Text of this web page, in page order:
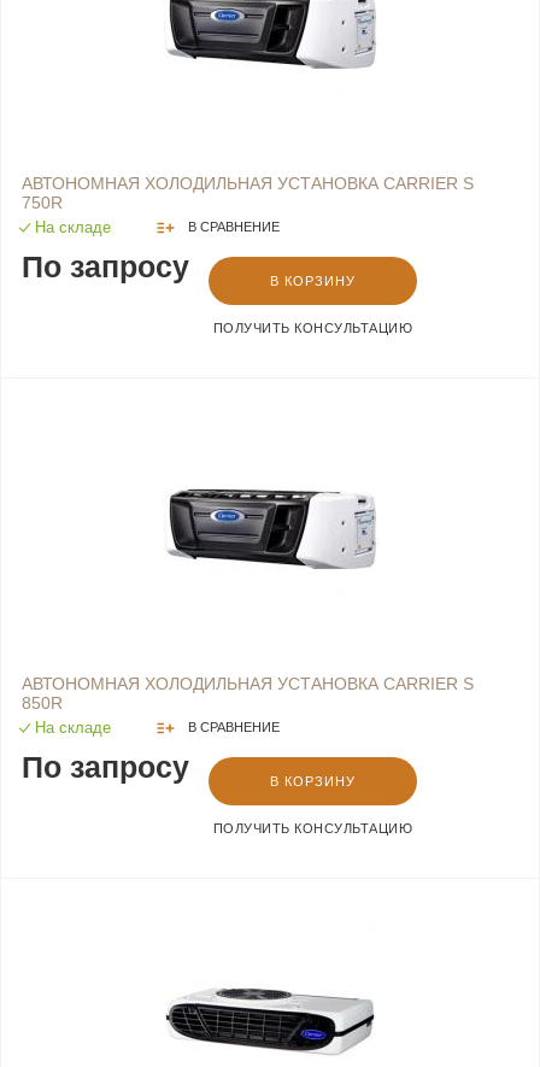
АВТОНОМНАЯ ХОЛОДИЛЬНАЯ УСТАНОВКА CARRIER S
750R
На складе В СРАВНЕНИЕ
По запросу В КОРЗИНУ
ПОЛУЧИТЬ КОНСУЛЬТАЦИЮ
АВТОНОМНАЯ ХОЛОДИЛЬНАЯ УСТАНОВКА CARRIER S
850R
На складе В СРАВНЕНИЕ
По запросу В КОРЗИНУ
ПОЛУЧИТЬ КОНСУЛЬТАЦИЮ